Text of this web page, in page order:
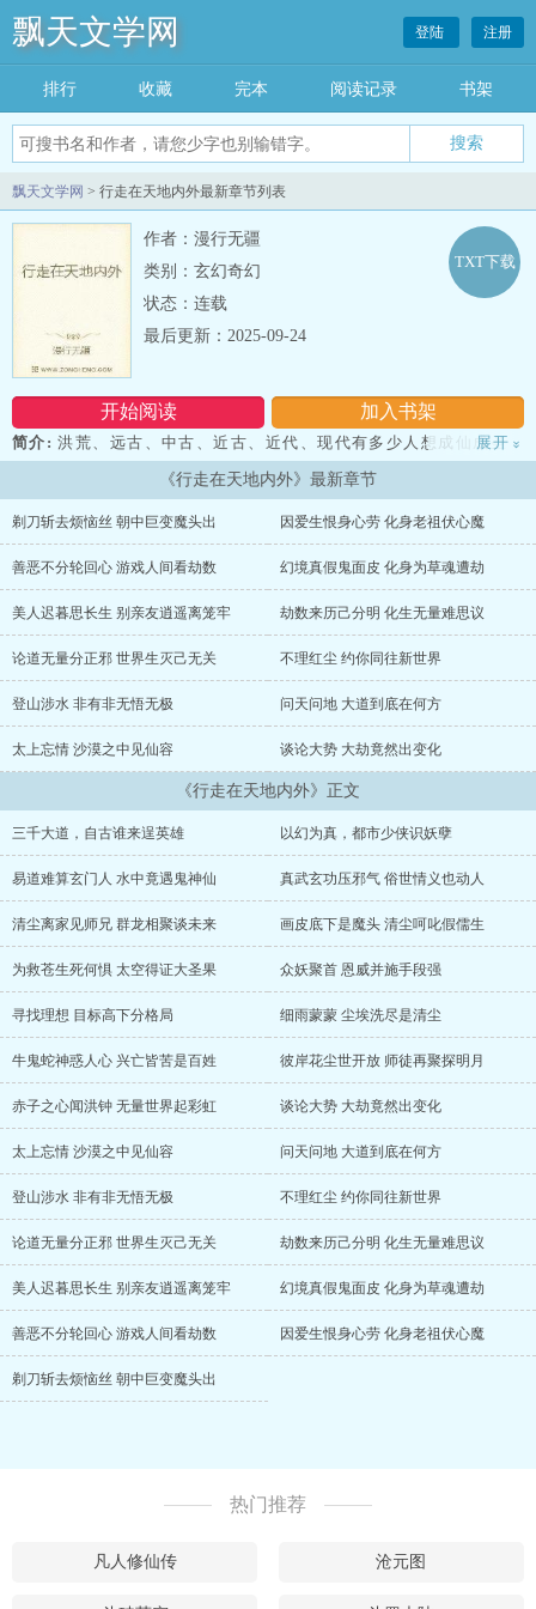
飘天文学网 登陆 注册
排行 收藏 完本 阅读记录 书架
飘天文学网 > 行走在天地内外最新章节列表
作者：漫行无疆
类别：玄幻奇幻
状态：连载
开始阅读 加入书架
TXT下载
最后更新：2025-09-24
简介: 洪荒、远古、中古、近古、近代、现代有多少人想成仙成圣，
他们的踪迹都淹没在历史的长河中，究竟谁解脱了？ 道家修内丹，
佛家修清静本心，到底还是化为黄土，纵然有些奇观，亦究竟不过是
镜中花，水中月，难道是道路走错了吗？ 与其求苍天大地，不如求
佛、法家等......诸子百家及中外各思想流派为起源和线索，以主角成
长为主线，看他如何修真去伪，战天斗地！...
展开 »
《行走在天地内外》最新章节
剃刀斩去烦恼丝 朝中巨变魔头出 因爱生恨身心劳 化身老祖伏心魔
善恶不分轮回心 游戏人间看劫数 幻境真假鬼面皮 化身为草魂遭劫
美人迟暮思长生 别亲友逍遥离笼牢 劫数来历己分明 化生无量难思议
论道无量分正邪 世界生灭己无关 不理红尘 约你同往新世界
登山涉水 非有非无悟无极 问天问地 大道到底在何方
太上忘情 沙漠之中见仙容 谈论大势 大劫竟然出变化
《行走在天地内外》正文
三千大道，自古谁来逞英雄 以幻为真，都市少侠识妖孽
易道难算玄门人 水中竟遇鬼神仙 真武玄功压邪气 俗世情义也动人
清尘离家见师兄 群龙相聚谈未来 画皮底下是魔头 清尘呵叱假儒生
为救苍生死何惧 太空得证大圣果 众妖聚首 恩威并施手段强
寻找理想 目标高下分格局 细雨蒙蒙 尘埃洗尽是清尘
牛鬼蛇神惑人心 兴亡皆苦是百姓 彼岸花尘世开放 师徒再聚探明月
赤子之心闻洪钟 无量世界起彩虹 谈论大势 大劫竟然出变化
太上忘情 沙漠之中见仙容 问天问地 大道到底在何方
登山涉水 非有非无悟无极 不理红尘 约你同往新世界
论道无量分正邪 世界生灭己无关 劫数来历己分明 化生无量难思议
美人迟暮思长生 别亲友逍遥离笼牢 幻境真假鬼面皮 化身为草魂遭劫
善恶不分轮回心 游戏人间看劫数 因爱生恨身心劳 化身老祖伏心魔
剃刀斩去烦恼丝 朝中巨变魔头出
热门推荐
凡人修仙传 沧元图